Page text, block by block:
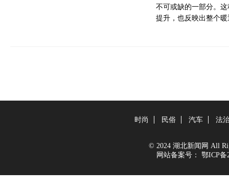
不可或缺的一部分。
提升，也反映出整个
时尚 民俗 汽车 法
© 2024 湖北新闻网 All
网站备案号：
鄂ICP备